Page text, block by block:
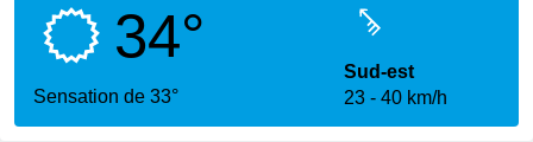
34°
Sensation de 33°
Sud-est
23
40 km/h